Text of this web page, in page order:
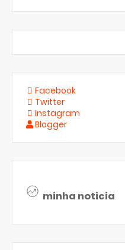
Facebook
Twitter
Instagram
Blogger
minha noticia